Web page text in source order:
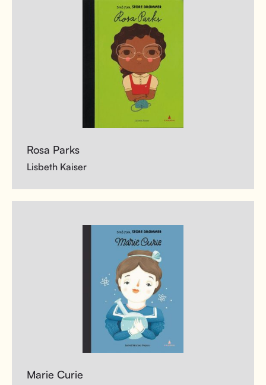
Rosa Parks
Lisbeth Kaiser
Marie Curie